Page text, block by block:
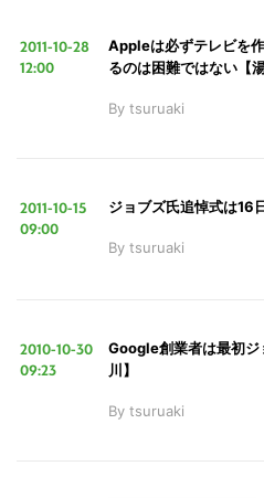
2011-10-28
12:00
Appleは必ずテレビを
るのは困難ではない【湯
By tsuruaki
2011-10-15
09:00
ジョブズ氏追悼式は16
By tsuruaki
2010-10-30
09:23
Google創業者は最初ジ
川】
By tsuruaki